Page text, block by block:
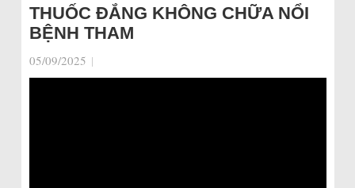
THUỐC ĐẮNG KHÔNG CHỮA NỔI
BỆNH THAM
05/09/2025 |